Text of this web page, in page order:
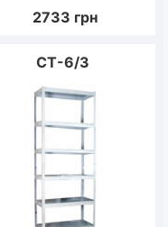
2733 грн
CT-6/3